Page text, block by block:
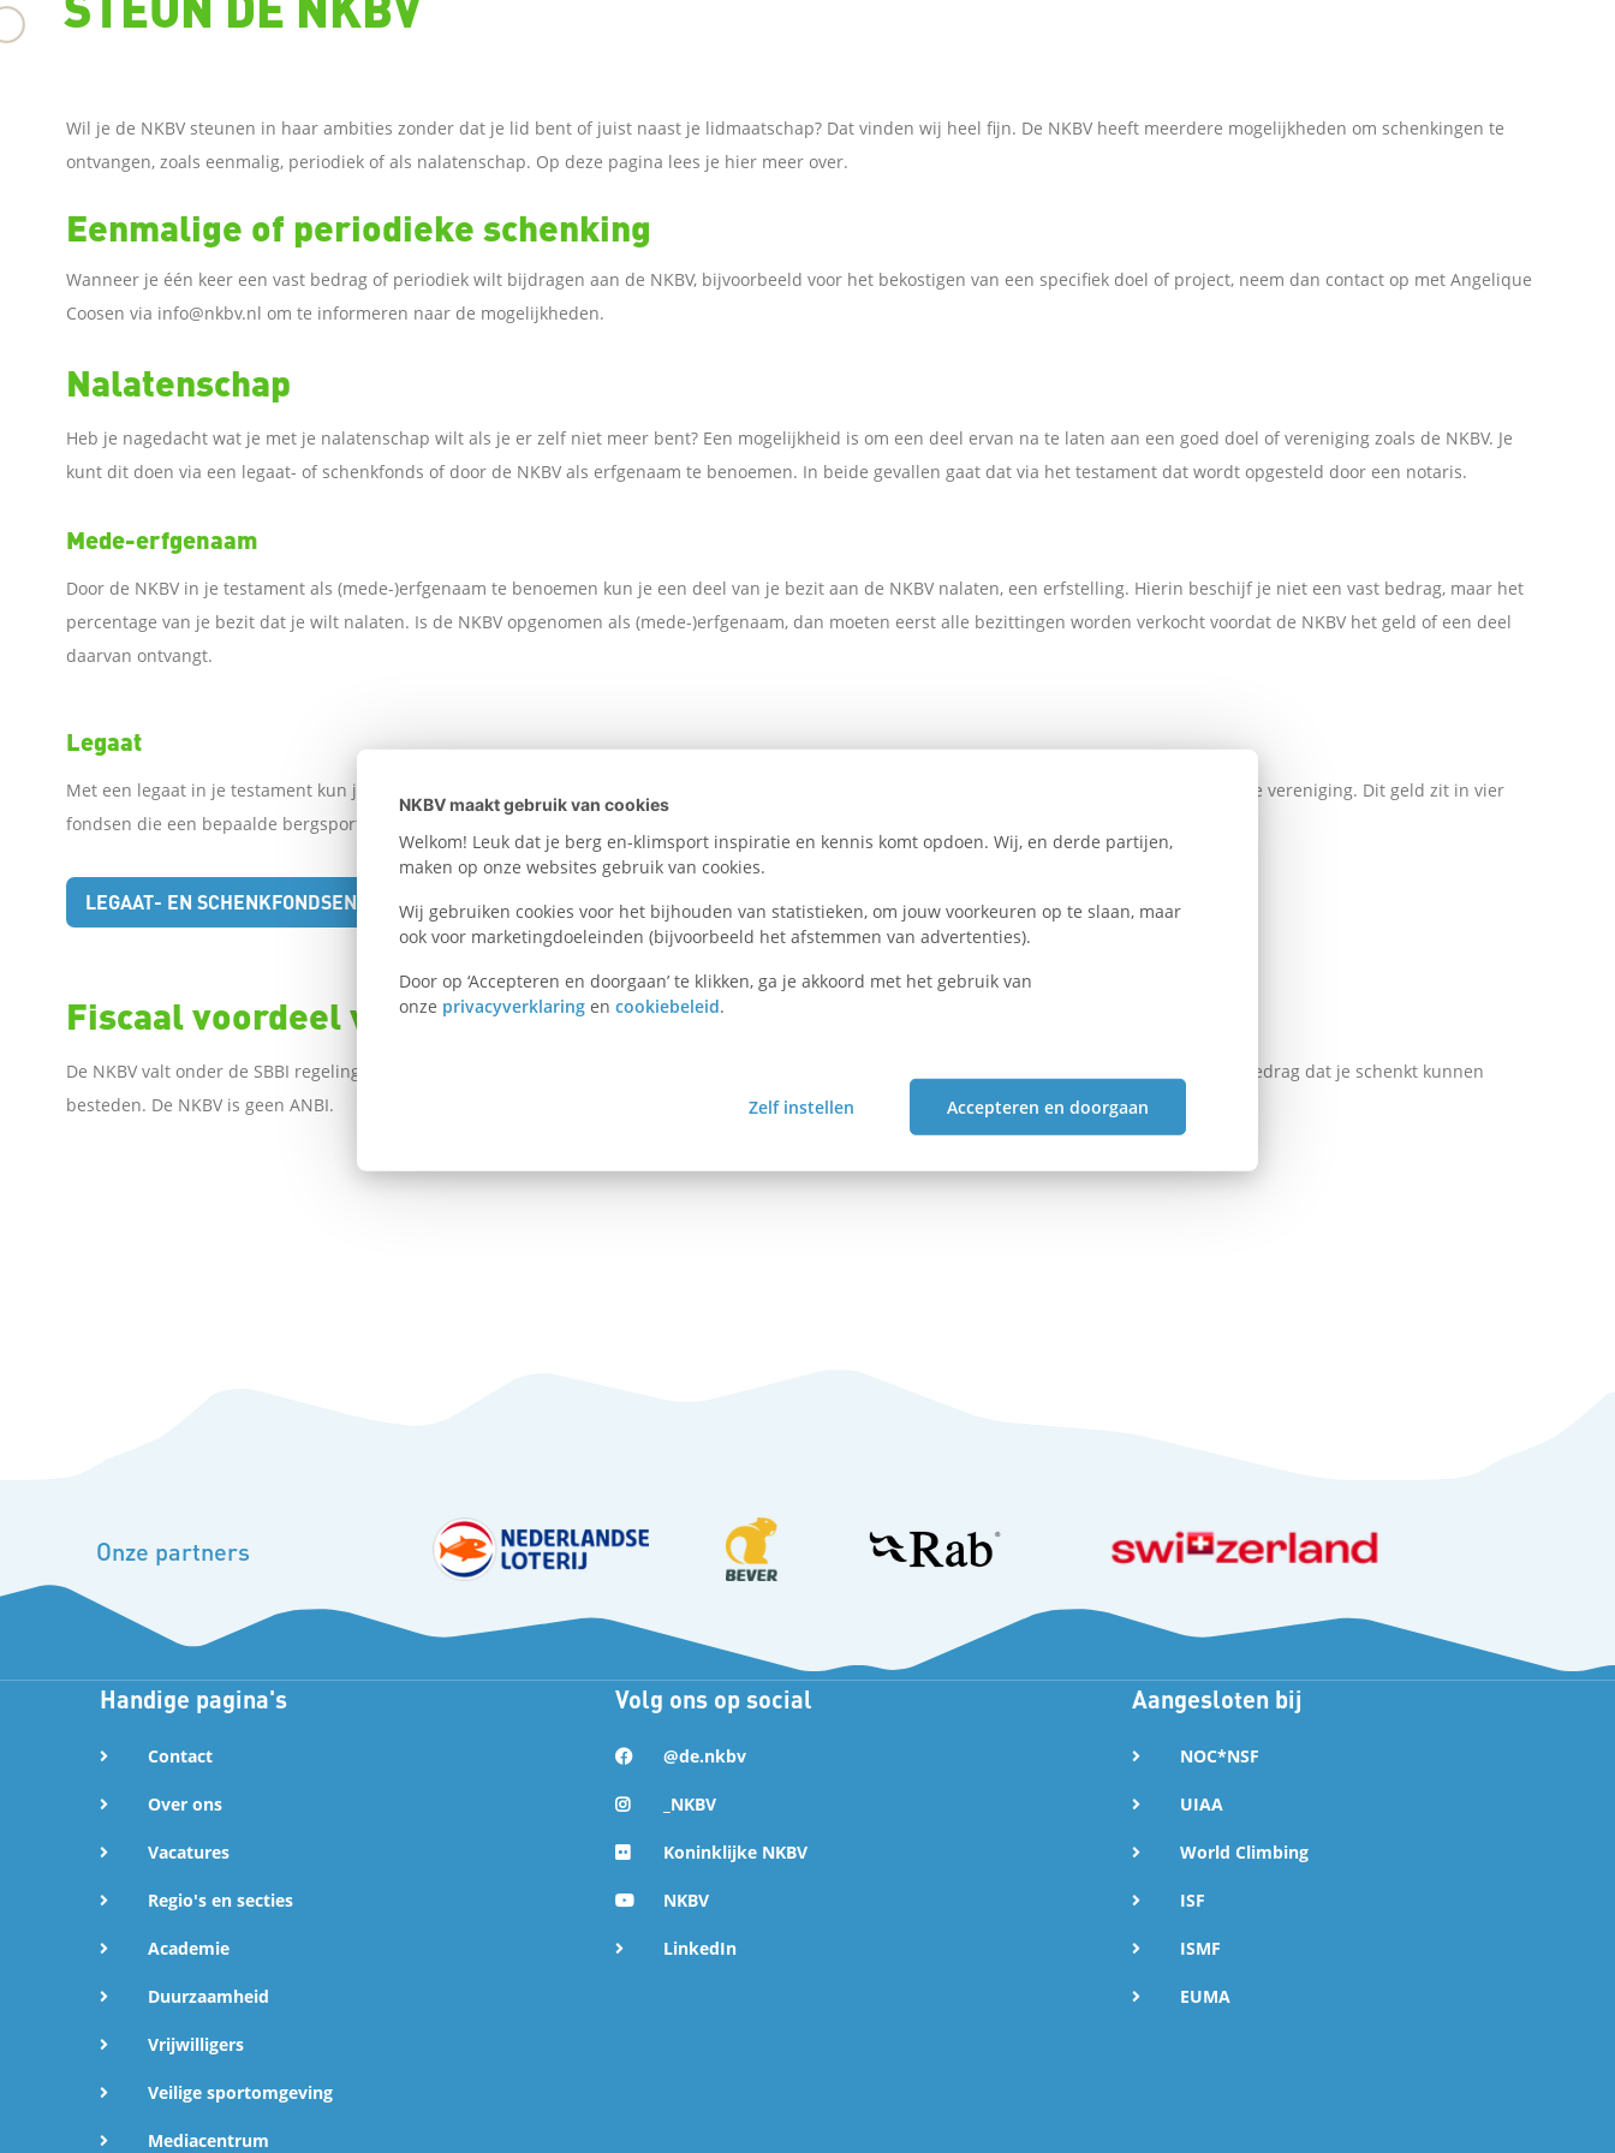
NKBV maakt gebruik van cookies
Welkom! Leuk dat je berg en-klimsport inspiratie en kennis komt opdoen. Wij, en derde partijen,
maken op onze websites gebruik van cookies.
Wij gebruiken cookies voor het bijhouden van statistieken, om jouw voorkeuren op te slaan, maar
ook voor marketingdoeleinden (bijvoorbeeld het afstemmen van advertenties).
Door op ‘Accepteren en doorgaan’ te klikken, ga je akkoord met het gebruik van
onze privacyverklaring en cookiebeleid.
Zelf instellen Accepteren en doorgaan
Wil je de NKBV steunen in haar ambities zonder dat je lid bent of juist naast je lidmaatschap? Dat vinden wij heel fijn. De NKBV heeft meerdere mogelijkheden om schenkingen te
ontvangen, zoals eenmalig, periodiek of als nalatenschap. Op deze pagina lees je hier meer over.
Eenmalige of periodieke schenking
Wanneer je één keer een vast bedrag of periodiek wilt bijdragen aan de NKBV, bijvoorbeeld voor het bekostigen van een specifiek doel of project, neem dan contact op met Angelique
Coosen via info@nkbv.nl om te informeren naar de mogelijkheden.
Nalatenschap
Heb je nagedacht wat je met je nalatenschap wilt als je er zelf niet meer bent? Een mogelijkheid is om een deel ervan na te laten aan een goed doel of vereniging zoals de NKBV. Je
kunt dit doen via een legaat- of schenkfonds of door de NKBV als erfgenaam te benoemen. In beide gevallen gaat dat via het testament dat wordt opgesteld door een notaris.
Mede-erfgenaam
Door de NKBV in je testament als (mede-)erfgenaam te benoemen kun je een deel van je bezit aan de NKBV nalaten, een erfstelling. Hierin beschijf je niet een vast bedrag, maar het
percentage van je bezit dat je wilt nalaten. Is de NKBV opgenomen als (mede-)erfgenaam, dan moeten eerst alle bezittingen worden verkocht voordat de NKBV het geld of een deel
daarvan ontvangt.
Legaat
Met een legaat in je testament kun je een vast bedrag of bezit nalaten aan de NKBV. In het verleden heeft een aantal leden geld nagelaten aan onze vereniging. Dit geld zit in vier
fondsen die een bepaalde bergsport bestemming hebben.
LEGAAT- EN SCHENKFONDSEN VAN DE NKBV
Fiscaal voordeel voor de NKBV
De NKBV valt onder de SBBI regeling. Dat houdt in dat we geen schenk- of erfbelasting hoeven te betalen over je schenking en we dus het gehele bedrag dat je schenkt kunnen
besteden. De NKBV is geen ANBI.
Onze partners
Handige pagina's
Contact
Over ons
Vacatures
Regio's en secties
Academie
Duurzaamheid
Vrijwilligers
Veilige sportomgeving
Mediacentrum
Volg ons op social
@de.nkbv
_NKBV
Koninklijke NKBV
NKBV
LinkedIn
Aangesloten bij
NOC*NSF
UIAA
World Climbing
ISF
ISMF
EUMA